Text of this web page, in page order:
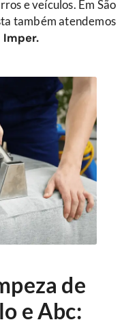
e veículos. Em São
também atendemos
Imper.
de
e Abc: